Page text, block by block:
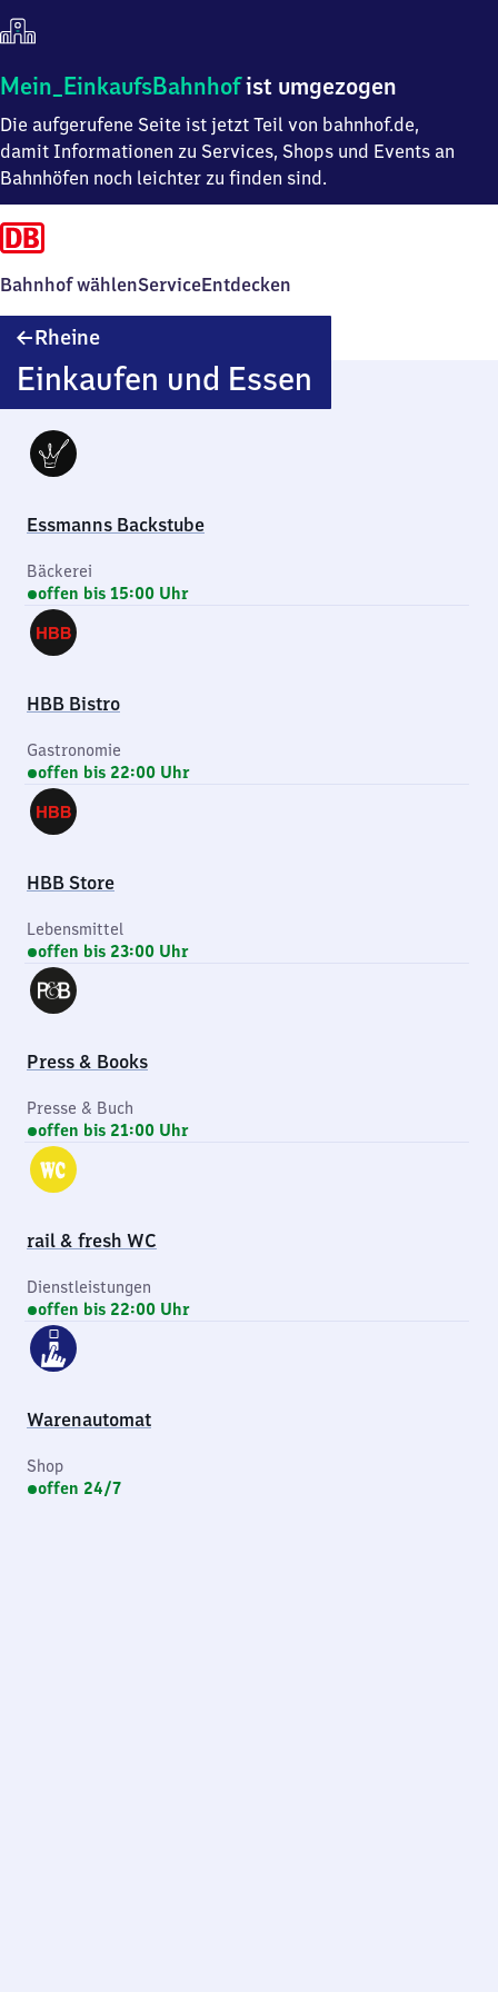
Mein
Einkaufsbahnhof
ist
umgezogen
Mein_EinkaufsBahnhofist umgezogen
Die aufgerufene Seite ist jetzt Teil von bahnhof.de,
damit Informationen zu Services, Shops und Events an
Bahnhöfen noch leichter zu finden sind.
Bahnhof wählenServiceEntdecken
Rheine
Einkaufen und Essen
Essmanns Backstube
Bäckerei
offen bis 15:00 Uhr
HBB Bistro
Gastronomie
offen bis 22:00 Uhr
HBB Store
Lebensmittel
offen bis 23:00 Uhr
Press & Books
Presse & Buch
offen bis 21:00 Uhr
rail & fresh WC
Dienstleistungen
offen bis 22:00 Uhr
Warenautomat
Shop
offen 24/7